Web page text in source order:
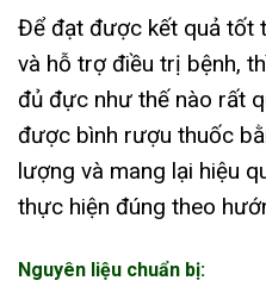
Để đạt được kết quả tốt
và hỗ trợ điều trị bệnh,
đủ đực như thế nào rất
được bình rượu thuốc
lượng và mang lại hiệu
thực hiện đúng theo
Nguyên liệu chuẩn bị: